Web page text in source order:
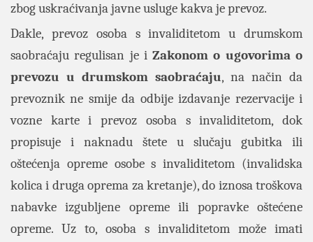
zbog uskraćivanja javne usluge kakva je prevoz.
Dakle, prevoz osoba s invaliditetom u drumskom
saobraćaju regulisan je iZakonom o ugovorima o
prevozu u drumskom saobraćaju, na način da
prevoznik ne smije da odbije izdavanje rezervacije i
vozne karte i prevoz osoba s invaliditetom, dok
propisuje i naknadu štete u slučaju gubitka ili
oštećenja opreme osobe s invaliditetom (invalidska
kolica i druga oprema za kretanje), do iznosa troškova
nabavke izgubljene opreme ili popravke oštećene
opreme. Uz to, osoba s invaliditetom može imati